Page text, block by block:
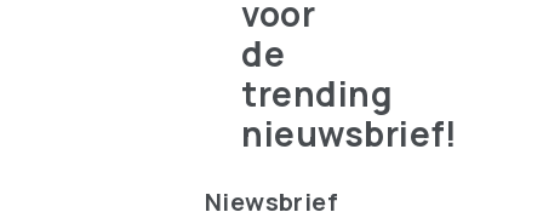
Niewsbrief